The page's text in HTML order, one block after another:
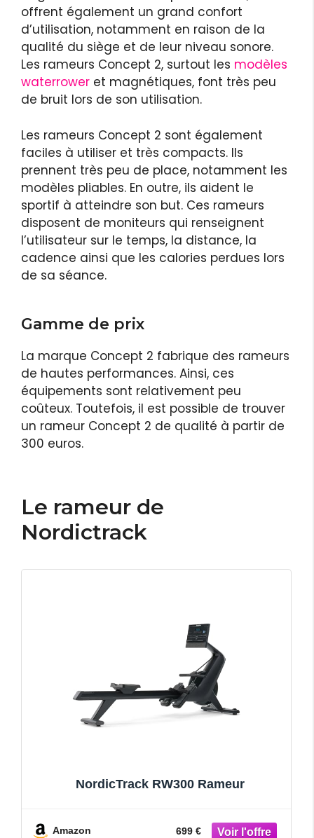
offrent également un grand confort
d’utilisation, notamment en raison de la
qualité du siège et de leur niveau sonore.
Les rameurs Concept 2, surtout les modèles
waterrower et magnétiques, font très peu
de bruit lors de son utilisation.
Les rameurs Concept 2 sont également
faciles à utiliser et très compacts. Ils
prennent très peu de place, notamment les
modèles pliables. En outre, ils aident le
sportif à atteindre son but. Ces rameurs
disposent de moniteurs qui renseignent
l’utilisateur sur le temps, la distance, la
cadence ainsi que les calories perdues lors
de sa séance.
Gamme de prix
La marque Concept 2 fabrique des rameurs
de hautes performances. Ainsi, ces
équipements sont relativement peu
coûteux. Toutefois, il est possible de trouver
un rameur Concept 2 de qualité à partir de
300 euros.
Le rameur de
Nordictrack
NordicTrack RW300 Rameur
Amazon 699 €